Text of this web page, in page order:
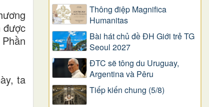
được
ta
Thông điệp Magnifica
Humanitas
Bài hát chủ đề ĐH Giới trẻ TG
Seoul 2027
ĐTC sẽ tông du Uruguay,
Argentina và Pêru
Tiếp kiến chung (5/8)